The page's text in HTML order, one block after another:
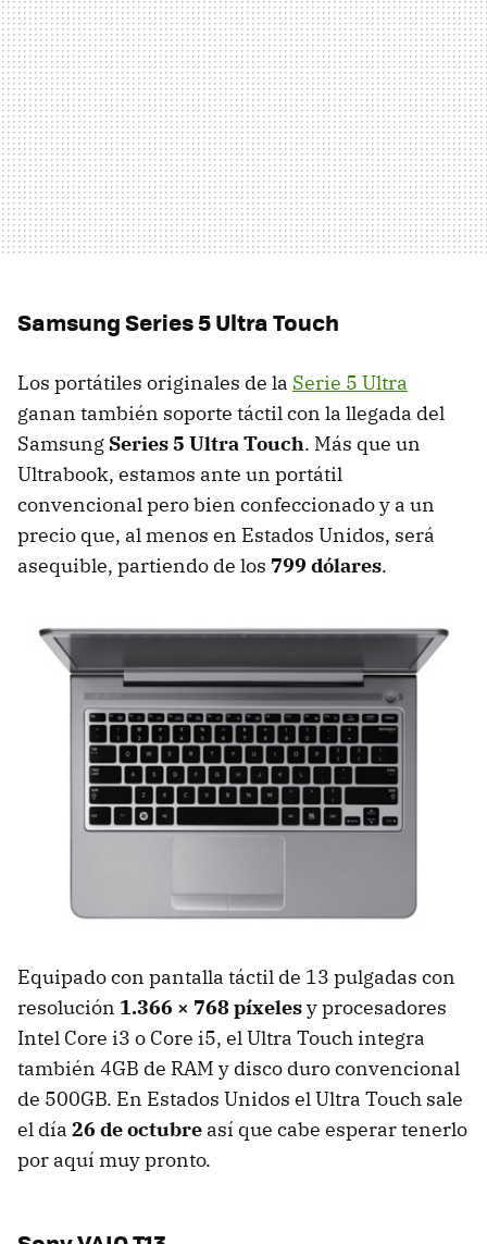
Samsung Series 5 Ultra Touch
Los portátiles originales de la Serie 5 Ultra
ganan también soporte táctil con la llegada del
Samsung Series 5 Ultra Touch. Más que un
Ultrabook, estamos ante un portátil
convencional pero bien confeccionado y a un
precio que, al menos en Estados Unidos, será
asequible, partiendo de los 799 dólares.
Equipado con pantalla táctil de 13 pulgadas con
resolución 1.366 × 768 píxelesy procesadores
Intel Core i3 o Core i5, el Ultra Touch integra
también 4GB de RAM y disco duro convencional
de 500GB. En Estados Unidos el Ultra Touch sale
el día 26 de octubre así que cabe esperar tenerlo
por aquí muy pronto.